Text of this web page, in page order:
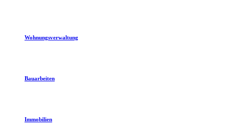
Wohnungsverwaltung
Bauarbeiten
Immobilien